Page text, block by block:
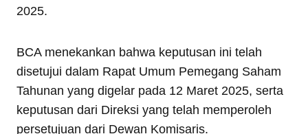
2025.
BCA menekankan bahwa keputusan ini telah
disetujui dalam Rapat Umum Pemegang Saham
Tahunan yang digelar pada 12 Maret 2025, serta
keputusan dari Direksi yang telah memperoleh
persetujuan dari Dewan Komisaris.